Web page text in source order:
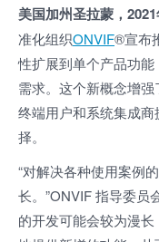
美国加州圣拉蒙，2021
准化组织ONVIF®宣布
性扩展到单个产品功
需求。这个新概念增
终端用户和系统集成
择。
“对解决各种使用案例
长。”ONVIF 指导委员
的开发可能会较为漫